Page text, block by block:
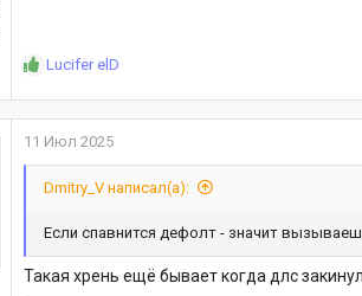
Р
а
ц
и
и
Lucifer elD
11 Июл 2025
Dmitry_V написал(а):
Если спавнится дефолт - значит
Такая хрень ещё бывает когда длс